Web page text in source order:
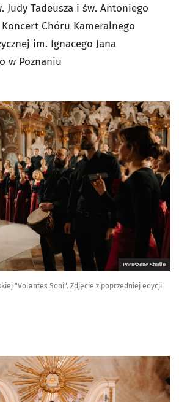
Judy Tadeusza i św. Antoniego
Chóru Kameralnego
im. Ignacego Jana
w Poznaniu
Poruszone Studio
"Volantes Soni". Zdjęcie z poprzedniej edycji